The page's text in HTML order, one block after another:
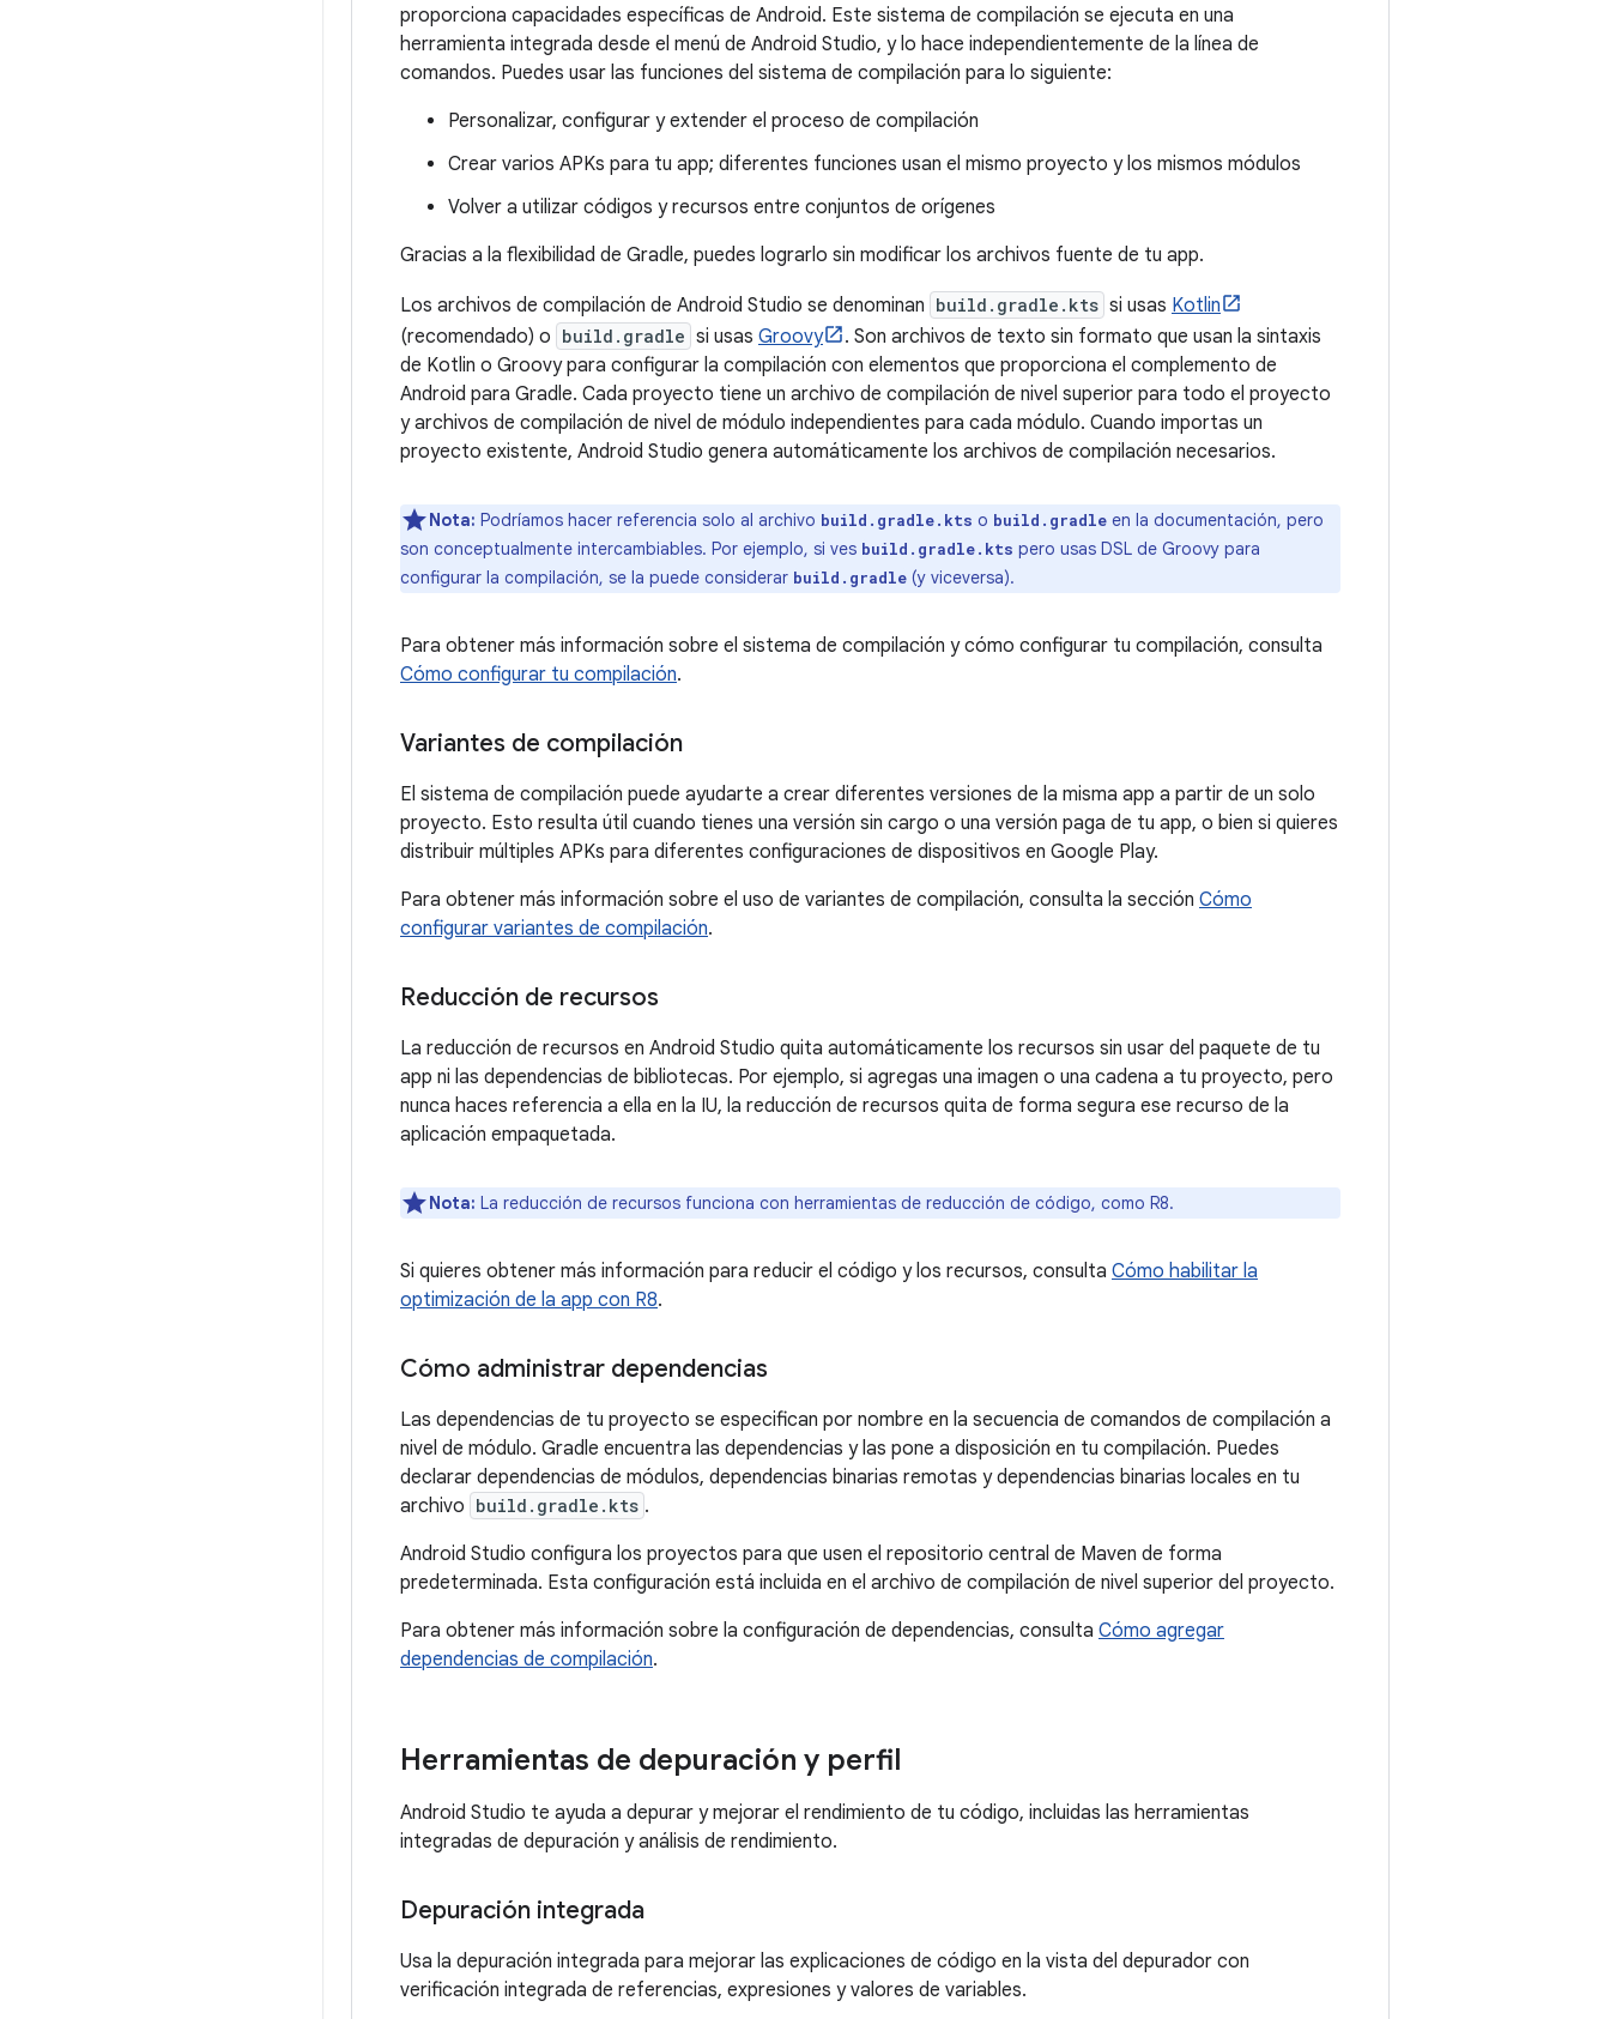
proporciona capacidades específicas de Android. Este sistema de compilación se ejecuta en una
herramienta integrada desde el menú de Android Studio, y lo hace independientemente de la línea de
comandos. Puedes usar las funciones del sistema de compilación para lo siguiente:
Personalizar, configurar y extender el proceso de compilación
Crear varios APKs para tu app; diferentes funciones usan el mismo proyecto y los mismos módulos
Volver a utilizar códigos y recursos entre conjuntos de orígenes
Gracias a la flexibilidad de Gradle, puedes lograrlo sin modificar los archivos fuente de tu app.
Los archivos de compilación de Android Studio se denominan build.gradle.kts si usas Kotlin
(recomendado) o build.gradle si usas Groovy
. Son archivos de texto sin formato que usan la sintaxis
de Kotlin o Groovy para configurar la compilación con elementos que proporciona el complemento de
Android para Gradle. Cada proyecto tiene un archivo de compilación de nivel superior para todo el proyecto
y archivos de compilación de nivel de módulo independientes para cada módulo. Cuando importas un
proyecto existente, Android Studio genera automáticamente los archivos de compilación necesarios.
Nota: Podríamos hacer referencia solo al archivo build.gradle.kts o build.gradle en la documentación, pero
son conceptualmente intercambiables. Por ejemplo, si ves build.gradle.kts pero usas DSL de Groovy para
configurar la compilación, se la puede considerar build.gradle (y viceversa).
Para obtener más información sobre el sistema de compilación y cómo configurar tu compilación, consulta
Cómo configurar tu compilación.
Variantes de compilación
El sistema de compilación puede ayudarte a crear diferentes versiones de la misma app a partir de un solo
proyecto. Esto resulta útil cuando tienes una versión sin cargo o una versión paga de tu app, o bien si quieres
distribuir múltiples APKs para diferentes configuraciones de dispositivos en Google Play.
Para obtener más información sobre el uso de variantes de compilación, consulta la sección Cómo
configurar variantes de compilación.
Reducción de recursos
La reducción de recursos en Android Studio quita automáticamente los recursos sin usar del paquete de tu
app ni las dependencias de bibliotecas. Por ejemplo, si agregas una imagen o una cadena a tu proyecto, pero
nunca haces referencia a ella en la IU, la reducción de recursos quita de forma segura ese recurso de la
aplicación empaquetada.
Nota: La reducción de recursos funciona con herramientas de reducción de código, como R8.
Si quieres obtener más información para reducir el código y los recursos, consulta Cómo habilitar la
optimización de la app con R8.
Cómo administrar dependencias
Las dependencias de tu proyecto se especifican por nombre en la secuencia de comandos de compilación a
nivel de módulo. Gradle encuentra las dependencias y las pone a disposición en tu compilación. Puedes
declarar dependencias de módulos, dependencias binarias remotas y dependencias binarias locales en tu
archivo build.gradle.kts .
Android Studio configura los proyectos para que usen el repositorio central de Maven de forma
predeterminada. Esta configuración está incluida en el archivo de compilación de nivel superior del proyecto.
Para obtener más información sobre la configuración de dependencias, consulta Cómo agregar
dependencias de compilación.
Herramientas de depuración y perfil
Android Studio te ayuda a depurar y mejorar el rendimiento de tu código, incluidas las herramientas
integradas de depuración y análisis de rendimiento.
Depuración integrada
Usa la depuración integrada para mejorar las explicaciones de código en la vista del depurador con
verificación integrada de referencias, expresiones y valores de variables.